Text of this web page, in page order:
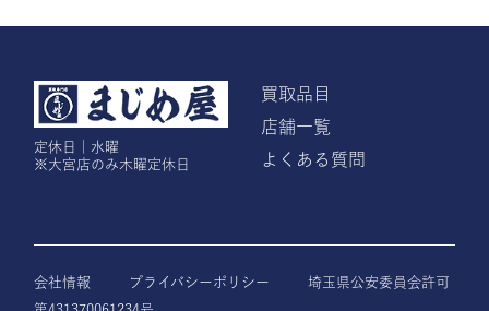
定休日｜水曜
※大宮店のみ木曜定休日
買取品目
店舗一覧
よくある質問
会社情報 プライバシーポリシー
埼玉県公安委員会許可